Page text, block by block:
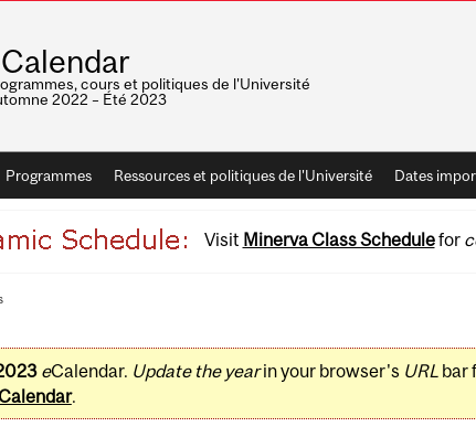
cours et politiques de l'Université
2022 – Été 2023
Programmes Ressources et politiques de l'Université Dates
Visit Minerva Class Schedulefor
eCalendar. Update the yearin your browser's URLbar
.